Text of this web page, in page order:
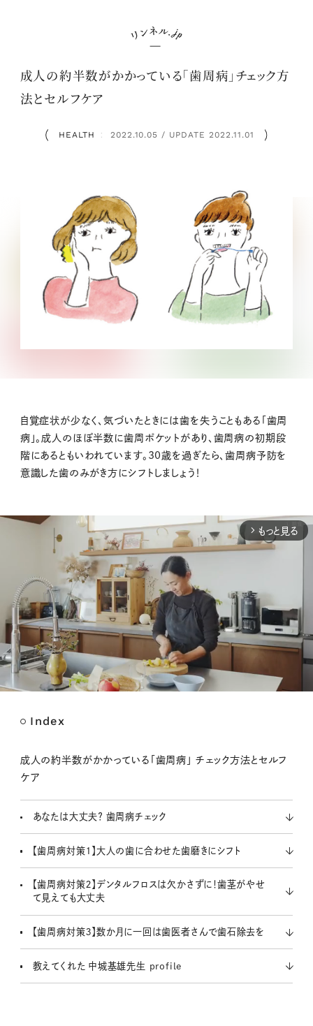
成人の約半数がかかっている「歯周病」チェック方
法とセルフケア
HEALTH ： 2022.10.05 / UPDATE 2022.11.01
自覚症状が少なく、気づいたときには歯を失うこともある「歯周
病」。成人のほぼ半数に歯周ポケットがあり、歯周病の初期段
階にあるともいわれています。30歳を過ぎたら、歯周病予防を
意識した歯のみがき方にシフトしましょう！
arrow_forward_ios もっと見る
t
Index
成人の約半数がかかっている「歯周病」 チェック方法とセルフ
ケア
あなたは大丈夫？ 歯周病チェック
【歯周病対策１】大人の歯に合わせた歯磨きにシフト
【歯周病対策２】デンタルフロスは欠かさずに！歯茎がやせ
て見えても大丈夫
【歯周病対策３】数か月に一回は歯医者さんで歯石除去を
教えてくれた 中城基雄先生 profile